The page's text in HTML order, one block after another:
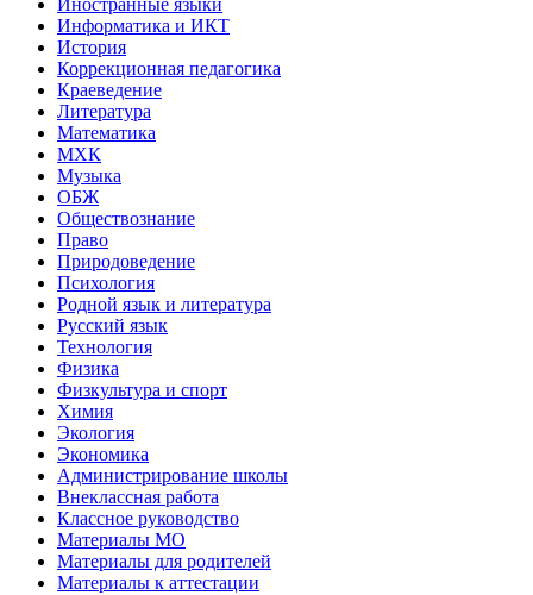
Информатика и ИКТ
История
Коррекционная педагогика
Краеведение
Литература
Математика
МХК
Музыка
ОБЖ
Обществознание
Право
Природоведение
Психология
Родной язык и литература
Русский язык
Технология
Физика
Физкультура и спорт
Химия
Экология
Экономика
Администрирование школы
Внеклассная работа
Классное руководство
Материалы МО
Материалы для родителей
Материалы к аттестации